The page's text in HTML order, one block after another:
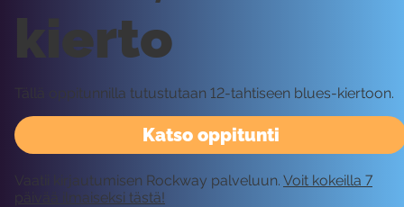
Katso oppitunti
kierto
Tällä oppitunnilla tutustutaan 12-tahtiseen blues-kiertoon.
Vaatii kirjautumisen Rockway palveluun. Voit kokeilla 7
päivää ilmaiseksi tästä!